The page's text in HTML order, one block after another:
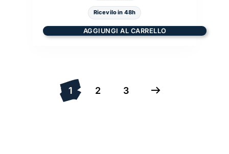
Ricevilo in 48h
AGGIUNGI AL CARRELLO
1 2 3